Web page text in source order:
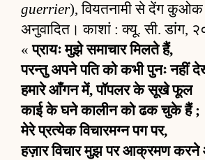
guerrier), वियतनामी से देंग कुओक
अनुवादित। काशां : क्यू. सी. डांग,
«प्रायः मुझे समाचार मिलते हैं,
परन्तु अपने पति को कभी पुनः नहीं
हमारे आँगन में, पॉपलर के सूखे फूल
काई के घने कालीन को ढक चुके हैं ;
मेरे प्रत्येक विचारमग्न पग पर,
हज़ार विचार मुझ पर आक्रमण